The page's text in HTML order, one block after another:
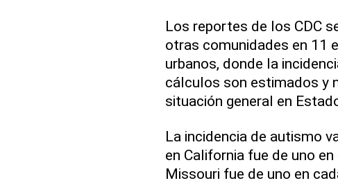
Los reportes de los CDC
otras comunidades en 11
urbanos, donde la
cálculos son estimados y
situación general en
La incidencia de autismo
en California fue de uno
Missouri fue de uno en